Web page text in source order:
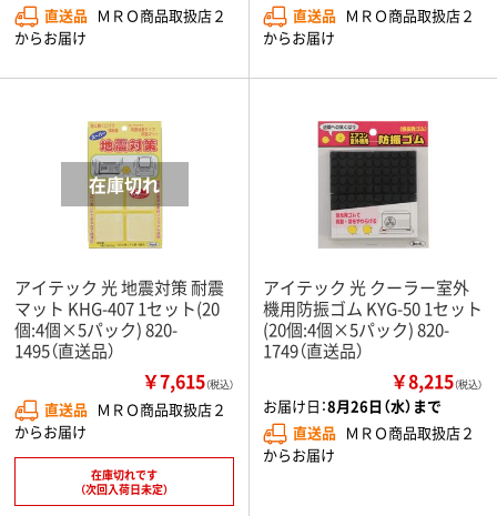
直送品 ＭＲＯ商品取扱店２
からお届け
直送品 ＭＲＯ商品取扱店２
からお届け
アイテック 光 地震対策 耐震
マット KHG-407 1セット(20
個:4個×5パック) 820-
1495（直送品）
￥7,615（税込）
直送品 ＭＲＯ商品取扱店２
からお届け
在庫切れです
（次回入荷日未定）
アイテック 光 クーラー室外
機用防振ゴム KYG-50 1セット
(20個:4個×5パック) 820-
1749（直送品）
￥8,215（税込）
お届け日：8月26日（水）まで
直送品 ＭＲＯ商品取扱店２
からお届け